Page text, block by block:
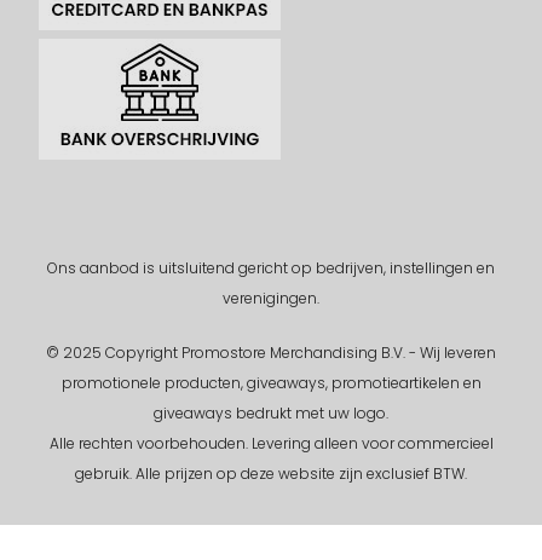
Ons aanbod is uitsluitend gericht op bedrijven, instellingen en
verenigingen.
© 2025 Copyright Promostore Merchandising B.V. - Wij leveren
promotionele producten, giveaways, promotieartikelen en
giveaways bedrukt met uw logo.
Alle rechten voorbehouden.Levering alleen voor commercieel
gebruik. Alle prijzen op deze website zijn exclusief BTW.